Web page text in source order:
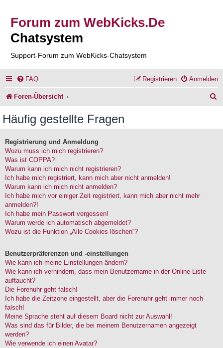
Forum zum WebKicks.De
Chatsystem
Support-Forum zum WebKicks-Chatsystem
FAQ Anmelden
Registrieren
Foren-Übersicht
Häufig gestellte Fragen
Registrierung und Anmeldung
Wozu muss ich mich registrieren?
Was ist COPPA?
Warum kann ich mich nicht registrieren?
Ich habe mich registriert, kann mich aber nicht anmelden!
Warum kann ich mich nicht anmelden?
Ich habe mich vor einiger Zeit registriert, kann mich aber nicht mehr
anmelden?!
Ich habe mein Passwort vergessen!
Warum werde ich automatisch abgemeldet?
Wozu ist die Funktion „Alle Cookies löschen“?
Benutzerpräferenzen und -einstellungen
Wie kann ich meine Einstellungen ändern?
Wie kann ich verhindern, dass mein Benutzername in der Online-Liste
auftaucht?
Die Forenuhr geht falsch!
Ich habe die Zeitzone eingestellt, aber die Forenuhr geht immer noch
falsch!
Meine Sprache steht auf diesem Board nicht zur Auswahl!
Was sind das für Bilder, die bei meinem Benutzernamen angezeigt
werden?
Wie verwende ich einen Avatar?